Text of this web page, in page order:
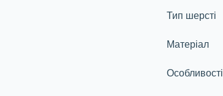
Тип шерсті
Матеріал
Особливості